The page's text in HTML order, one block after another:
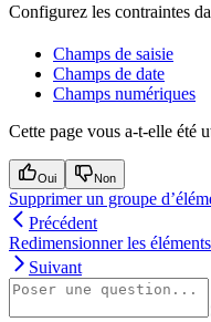
Configurez les contraintes
Champs de saisie
Champs de date
Champs numériques
Cette page vous a-t-elle été
Oui Non
Supprimer un groupe
Précédent
Redimensionner les
Suivant